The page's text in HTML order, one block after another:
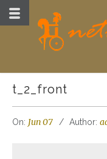
t_2_front
On: Jun 07 Author: